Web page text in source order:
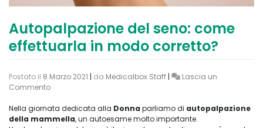
Autopalpazione del seno: come
effettuarla in modo corretto?
Postato il 8 Marzo 2021 | da Medicalbox Staff |
Lascia un
Commentoon
del
seno:
Nella giornata dedicata alla Donna parliamo di autopalpazione
della mammella, un autoesame molto importante.